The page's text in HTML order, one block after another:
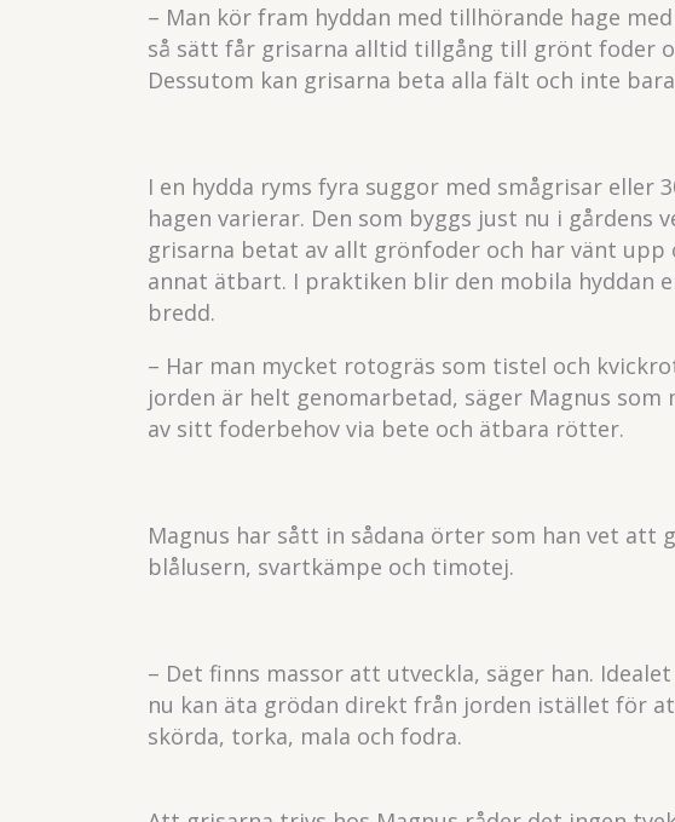
– Man kör fram hyddan med tillhörande hage
så sätt får grisarna alltid tillgång till grönt foder
Dessutom kan grisarna beta alla fält och inte
I en hydda ryms fyra suggor med smågrisar
hagen varierar. Den som byggs just nu i gårdens
grisarna betat av allt grönfoder och har vänt
annat ätbart. I praktiken blir den mobila hyddan
bredd.
– Har man mycket rotogräs som tistel och
jorden är helt genomarbetad, säger Magnus
av sitt foderbehov via bete och ätbara rötter.
Magnus har sått in sådana örter som han vet att
blålusern, svartkämpe och timotej.
– Det finns massor att utveckla, säger han.
nu kan äta grödan direkt från jorden istället för
skörda, torka, mala och fodra.